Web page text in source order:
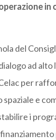
in
del
ad alto
per
e
i